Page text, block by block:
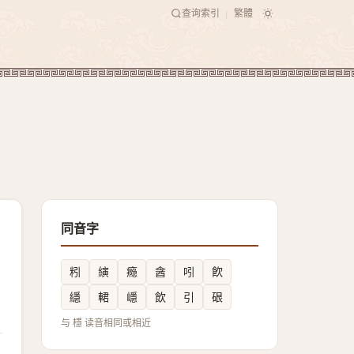
查询索引 繁體
同音字
粌 縯 瘾 酓 吲
飮
䌥
輑 嶾 飲 引 硍
与 檼 读音相同或相近